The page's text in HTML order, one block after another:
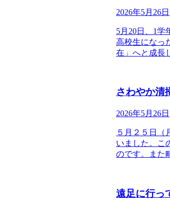
2026年5月26日
5月20日、1学
高校生になっ
在」へと成長
さわやか清
2026年5月26日
５月２５日（
いました。こ
のです。また
遠足に行っ